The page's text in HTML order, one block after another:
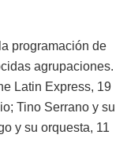
programación de
agrupaciones.
Latin Express, 19
Tino Serrano y su
y su orquesta, 11